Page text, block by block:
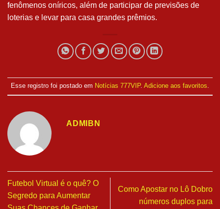
fenômenos oníricos, além de participar de previsões de
loterias e levar para casa grandes prêmios.
Esse registro foi postado em Notícias 777VIP. Adicione aos favoritos.
ADMIBN
Futebol Virtual é o quê? O
Segredo para Aumentar
Como Apostar no Lô Dobro
números duplos para